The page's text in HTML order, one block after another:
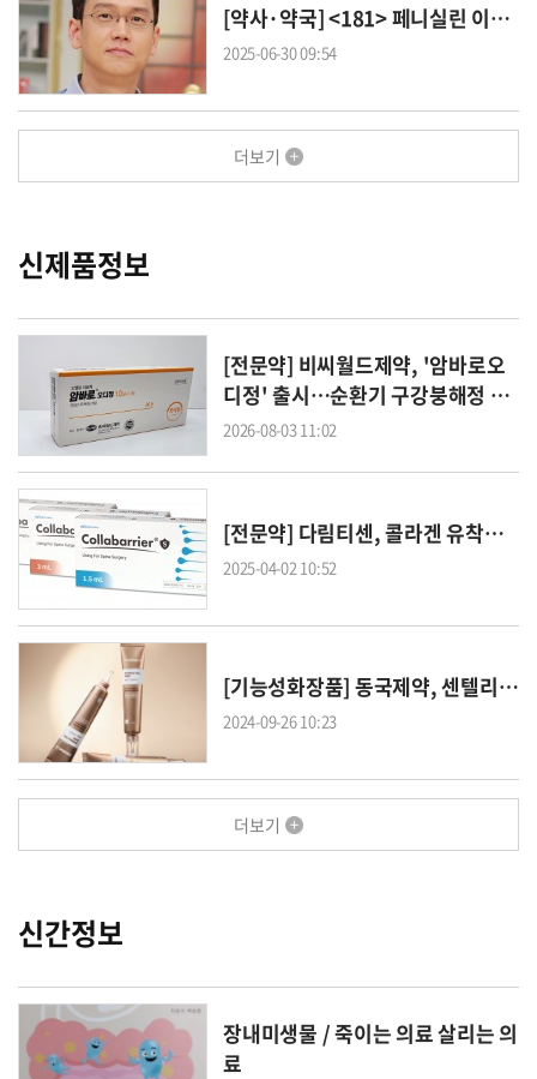
[약사·약국] <181> 페니실린 이야기가 감춘 진실
2025-06-30 09:54
더보기
신제품정보
[전문약] 비씨월드제약, '암바로오
디정' 출시…순환기 구강붕해정 포
트폴리오 확대
2026-08-03 11:02
[전문약] 다림티센, 콜라겐 유착방지제 ‘콜라베리어 에스’ 출시
2025-04-02 10:52
[기능성화장품] 동국제약, 센텔리안24 ‘링클셀 코어 아이크림 Rx’ 리뉴얼 출시…올리브영 기획세트 선봬
2024-09-26 10:23
더보기
신간정보
장내미생물 / 죽이는 의료 살리는 의
료